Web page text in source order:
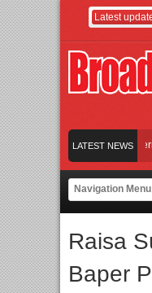
Latest
LATEST NEWS
Afan Hadirkan Hipdut Modern
Rayakan Perpaduan Warisan
Twilite Orchestra Presents The
Raisa
Baper